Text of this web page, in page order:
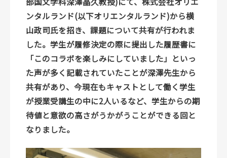
ンタルランド(以下オリエンタルランド)から横
山政司氏を招き、課題について共有が行われま
した。学生が履修決定の際に提出した履歴書に
「このコラボを楽しみにしていました」といっ
た声が多く記載されていたことが深澤先生から
共有があり、今現在もキャストとして働く学生
が授業受講生の中に2人いるなど、学生からの期
待値と意欲の高さがうかがうことができる回と
なりました。